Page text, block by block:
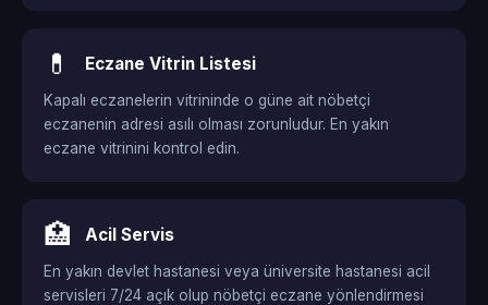
💊 Eczane Vitrin Listesi
Kapalı eczanelerin vitrininde o güne ait nöbetçi
eczanenin adresi asılı olması zorunludur. En yakın
eczane vitrinini kontrol edin.
🏥 Acil Servis
En yakın devlet hastanesi veya üniversite hastanesi acil
servisleri 7/24 açık olup nöbetçi eczane yönlendirmesi